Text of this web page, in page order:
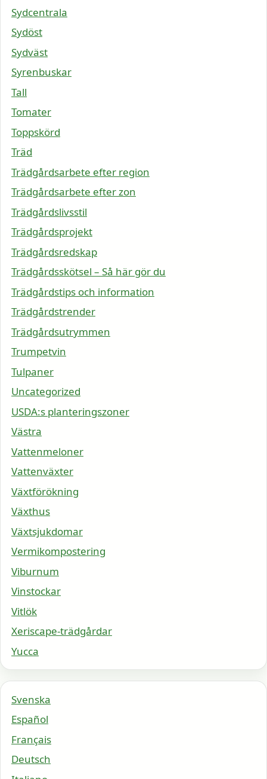
Sydcentrala
Sydöst
Sydväst
Syrenbuskar
Tall
Tomater
Toppskörd
Träd
Trädgårdsarbete efter region
Trädgårdsarbete efter zon
Trädgårdslivsstil
Trädgårdsprojekt
Trädgårdsredskap
Trädgårdsskötsel – Så här gör du
Trädgårdstips och information
Trädgårdstrender
Trädgårdsutrymmen
Trumpetvin
Tulpaner
Uncategorized
USDA:s planteringszoner
Västra
Vattenmeloner
Vattenväxter
Växtförökning
Växthus
Växtsjukdomar
Vermikompostering
Viburnum
Vinstockar
Vitlök
Xeriscape-trädgårdar
Yucca
Svenska
Español
Français
Deutsch